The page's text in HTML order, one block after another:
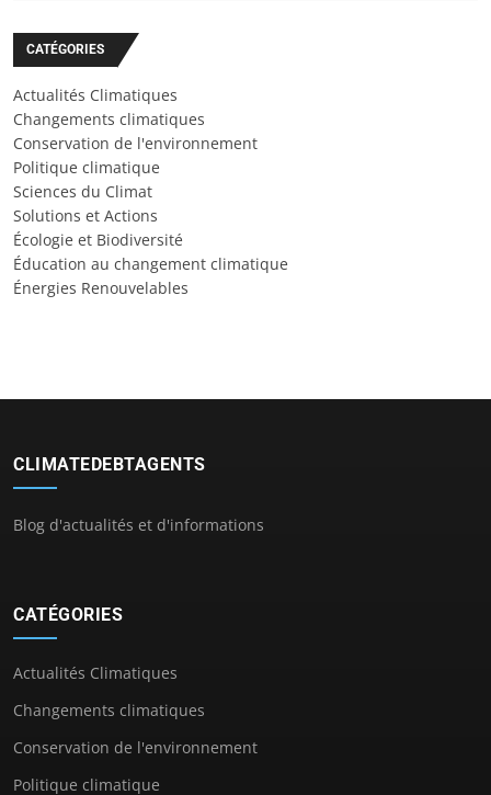
CATÉGORIES
Actualités Climatiques
Changements climatiques
Conservation de l'environnement
Politique climatique
Sciences du Climat
Solutions et Actions
Écologie et Biodiversité
Éducation au changement climatique
Énergies Renouvelables
CLIMATEDEBTAGENTS
Blog d'actualités et d'informations
CATÉGORIES
Actualités Climatiques
Changements climatiques
Conservation de l'environnement
Politique climatique